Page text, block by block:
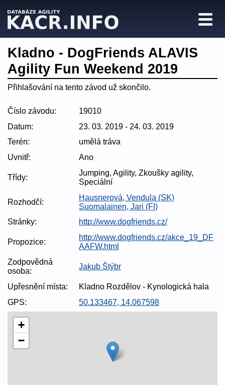
Kladno - DogFriends ALAVIS
Agility Fun Weekend 2019
Přihlašování na tento závod už skončilo.
Číslo závodu:
19010
Datum:
23. 03. 2019 - 24. 03. 2019
Terén:
umělá tráva
Uvnitř:
Ano
Třídy:
Jumping, Agility, Zkoušky agility,
Speciální
Rozhodčí:
Hausnerová, Vendula (SK)
Suomalainen, Jari (FI)
Stránky:
http://www.dogfriends.cz/
Propozice:
http://www.dogfriends.cz/akce_19_DF
AAFW.html
Zodpovědná
osoba:
Jakub Štýbr
Upřesnění místa:
Kladno Rozdělov - Kynologická hala
GPS:
50.133467, 14.067598
+
−